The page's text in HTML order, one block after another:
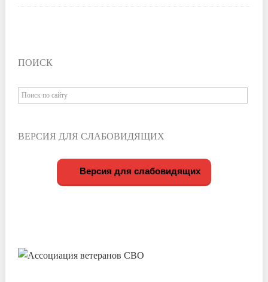
ПОИСК
ВЕРСИЯ ДЛЯ СЛАБОВИДЯЩИХ
Версия для слабовидящих